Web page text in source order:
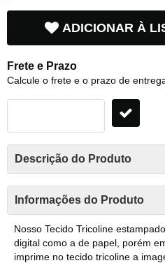
ADICIONAR À
Frete e Prazo
Calcule o frete e o prazo de
Descrição do Produto
Informações do Produto
Nosso Tecido Tricoline
digital como a de papel, porém
imprime no tecido tricoline a